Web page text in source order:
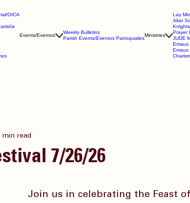
OICA
Events/Eventos
Weekly Bulletins
Parish Events/Eventos Parroquiales
Ministries
Lay
Altar
Prayer
JUDE
Emaus
Emaus
7/26/26
min read
Join us in celebrating the Feast